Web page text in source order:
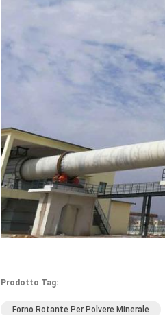
Prodotto Tag:
Forno Rotante Per Polvere Minerale